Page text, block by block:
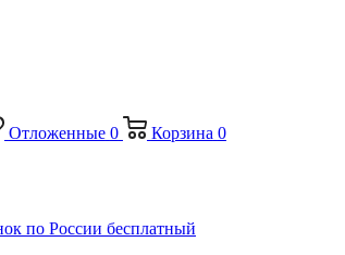
Отложенные 0 Корзина 0
по России бесплатный